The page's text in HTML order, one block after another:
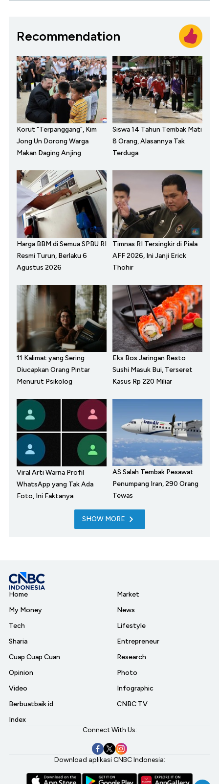
Recommendation
Korut "Terpanggang", Kim
Jong Un Dorong Warga
Makan Daging Anjing
Siswa 14 Tahun Tembak Mati
8 Orang, Alasannya Tak
Terduga
Harga BBM di Semua SPBU RI
Resmi Turun, Berlaku 6
Agustus 2026
Timnas RI Tersingkir di Piala
AFF 2026, Ini Janji Erick
Thohir
11 Kalimat yang Sering
Diucapkan Orang Pintar
Menurut Psikolog
Eks Bos Jaringan Resto
Sushi Masuk Bui, Terseret
Kasus Rp 220 Miliar
Viral Arti Warna Profil
WhatsApp yang Tak Ada
Foto, Ini Faktanya
AS Salah Tembak Pesawat
Penumpang Iran, 290 Orang
Tewas
SHOW MORE
Home
My Money
Tech
Sharia
Cuap Cuap Cuan
Opinion
Video
Berbuatbaik.id
Index
Market
News
Lifestyle
Entrepreneur
Research
Photo
Infographic
CNBC TV
Connect With Us:
Download aplikasi CNBC Indonesia: